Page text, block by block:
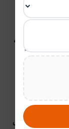
تكون منافسة
مجال تخصصك،
التأثير على
مهارات